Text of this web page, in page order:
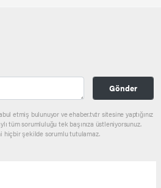
Gönder
etmiş bulunuyor ve ehaber.tv.tr sitesine yaptığınız
tüm sorumluluğu tek başınıza üstleniyorsunuz.
hiçbir şekilde sorumlu tutulamaz.